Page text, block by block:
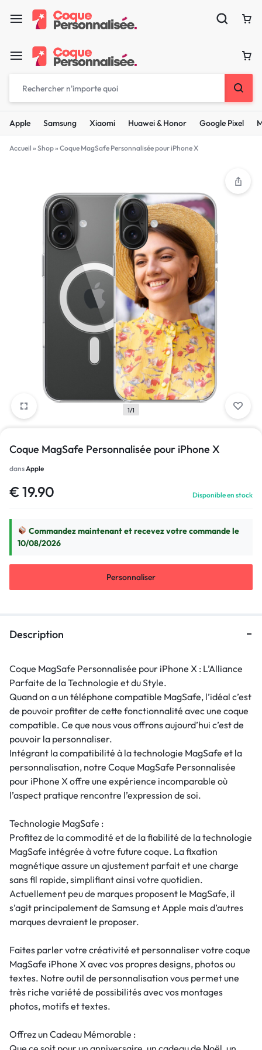
Apple Samsung Xiaomi Huawei & Honor Google Pixel
Accueil » Shop» Coque MagSafe Personnalisée pour iPhone X
1/1
Coque MagSafe Personnalisée pour iPhone X
dansApple
€ 19.90 Disponible en stock
Commandez maintenant et recevez votre commande le
10/08/2026
Personnaliser
Description
Coque MagSafe Personnalisée pour iPhone X : L’Alliance
Parfaite de la Technologie et du Style.
Quand on a un téléphone compatible MagSafe, l’idéal c’est
de pouvoir profiter de cette fonctionnalité avec une coque
compatible. Ce que nous vous offrons aujourd’hui c’est de
pouvoir la personnaliser.
Intégrant la compatibilité à la technologie MagSafe et la
personnalisation, notre Coque MagSafe Personnalisée
pour iPhone X offre une expérience incomparable où
l’aspect pratique rencontre l’expression de soi.
Technologie MagSafe :
Profitez de la commodité et de la fiabilité de la technologie
MagSafe intégrée à votre future coque. La fixation
magnétique assure un ajustement parfait et une charge
sans fil rapide, simplifiant ainsi votre quotidien.
Actuellement peu de marques proposent le MagSafe, il
s’agit principalement de Samsung et Apple mais d’autres
marques devraient le proposer.
Faites parler votre créativité et personnaliser votre coque
MagSafe iPhone X avec vos propres designs, photos ou
textes. Notre outil de personnalisation vous permet une
très riche variété de possibilités avec vos montages
photos, motifs et textes.
Offrez un Cadeau Mémorable :